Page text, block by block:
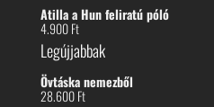
Atilla a Hun feliratú póló
4.900Ft
Legújjabbak
Övtáska nemezből
28.600Ft